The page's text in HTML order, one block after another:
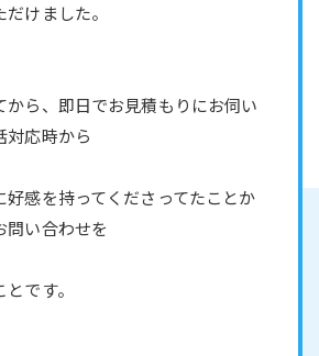
けました。
から、即日でお見積もりにお伺い
対応時から
好感を持ってくださってたことか
問い合わせを
です。